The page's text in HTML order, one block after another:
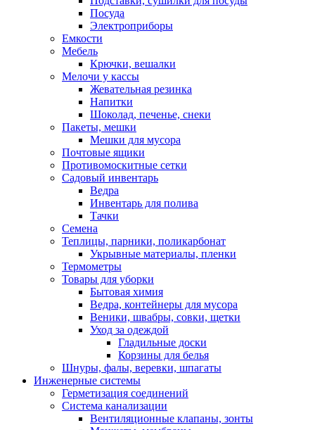
Посуда
Электроприборы
Емкости
Мебель
Крючки, вешалки
Мелочи у кассы
Жевательная резинка
Напитки
Шоколад, печенье, снеки
Пакеты, мешки
Мешки для мусора
Почтовые ящики
Противомоскитные сетки
Садовый инвентарь
Ведра
Инвентарь для полива
Тачки
Семена
Теплицы, парники, поликарбонат
Укрывные материалы, пленки
Термометры
Товары для уборки
Бытовая химия
Ведра, контейнеры для мусора
Веники, швабры, совки, щетки
Уход за одеждой
Гладильные доски
Корзины для белья
Шнуры, фалы, веревки, шпагаты
Инженерные системы
Герметизация соединений
Система канализации
Вентиляционные клапаны, зонты